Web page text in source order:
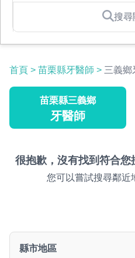
搜尋
首頁 > 苗栗縣牙醫師 > 三義鄉
苗栗縣三義鄉
牙醫師
很抱歉，沒有找到符合您
您可以嘗試搜尋鄰近
縣市地區